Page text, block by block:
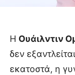
Η Ουάιλντιν
δεν
εκατοστά, η